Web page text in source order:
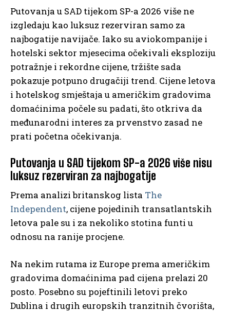
Putovanja u SAD tijekom SP-a 2026 više ne
izgledaju kao luksuz rezerviran samo za
najbogatije navijače. Iako su aviokompanije i
hotelski sektor mjesecima očekivali eksploziju
potražnje i rekordne cijene, tržište sada
pokazuje potpuno drugačiji trend. Cijene letova
i hotelskog smještaja u američkim gradovima
domaćinima počele su padati, što otkriva da
međunarodni interes za prvenstvo zasad ne
prati početna očekivanja.
Putovanja u SAD tijekom SP-a 2026 više nisu
luksuz rezerviran za najbogatije
Prema analizi britanskog lista The
Independent, cijene pojedinih transatlantskih
letova pale su i za nekoliko stotina funti u
odnosu na ranije procjene.
Na nekim rutama iz Europe prema američkim
gradovima domaćinima pad cijena prelazi 20
posto. Posebno su pojeftinili letovi preko
Dublina i drugih europskih tranzitnih čvorišta,